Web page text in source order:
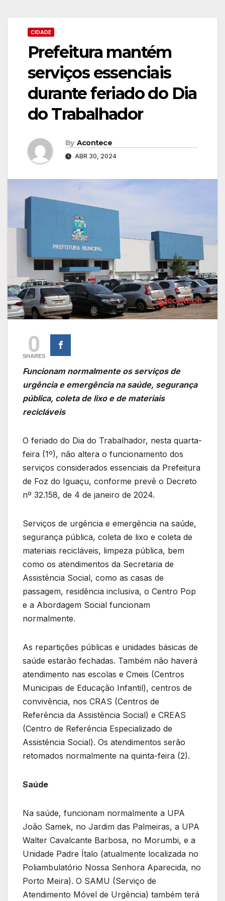
CIDADE
Prefeitura mantém
serviços essenciais
durante feriado do Dia
do Trabalhador
By Acontece
ABR 30, 2024
0
SHARES
Funcionam normalmente os serviços de
urgência e emergência na saúde, segurança
pública, coleta de lixo e de materiais
recicláveis
O feriado do Dia do Trabalhador, nesta quarta-
feira (1º), não altera o funcionamento dos
serviços considerados essenciais da Prefeitura
de Foz do Iguaçu, conforme prevê o Decreto
nº 32.158, de 4 de janeiro de 2024.
Serviços de urgência e emergência na saúde,
segurança pública, coleta de lixo e coleta de
materiais recicláveis, limpeza pública, bem
como os atendimentos da Secretaria de
Assistência Social, como as casas de
passagem, residência inclusiva, o Centro Pop
e a Abordagem Social funcionam
normalmente.
As repartições públicas e unidades básicas de
saúde estarão fechadas. Também não haverá
atendimento nas escolas e Cmeis (Centros
Municipais de Educação Infantil), centros de
convivência, nos CRAS (Centros de
Referência da Assistência Social) e CREAS
(Centro de Referência Especializado de
Assistência Social). Os atendimentos serão
retomados normalmente na quinta-feira (2).
Saúde
Na saúde, funcionam normalmente a UPA
João Samek, no Jardim das Palmeiras, a UPA
Walter Cavalcante Barbosa, no Morumbi, e a
Unidade Padre Ítalo (atualmente localizada no
Poliambulatório Nossa Senhora Aparecida, no
Porto Meira). O SAMU (Serviço de
Atendimento Móvel de Urgência) também terá